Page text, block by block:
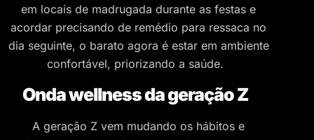
em locais de madrugada durante as festas e
acordar precisando de remédio para ressaca no
dia seguinte, o barato agora é estar em ambiente
confortável, priorizando a saúde.
Onda wellness da geração Z
A geração Z vem mudando os hábitos e